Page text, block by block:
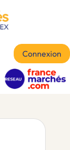
Connexion